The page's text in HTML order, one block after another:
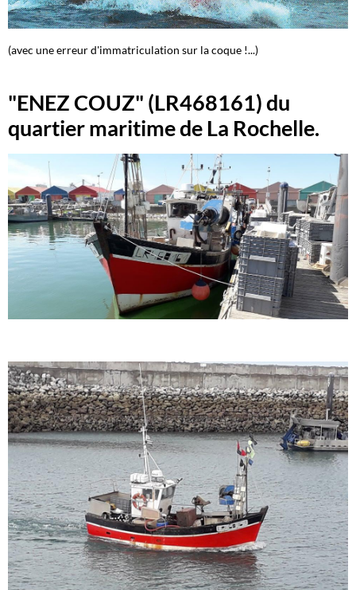
(avec une erreur d'immatriculation sur la coque !...)
"ENEZ COUZ" (LR468161) du
quartier maritime de La Rochelle.